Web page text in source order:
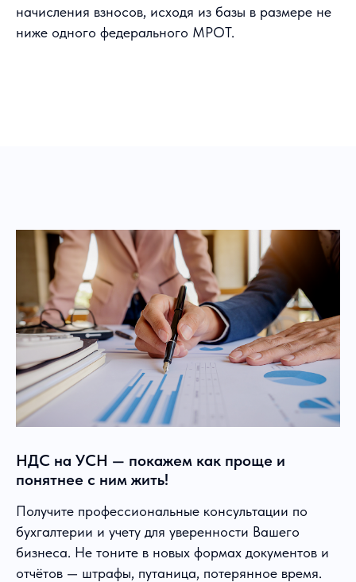
начисления взносов, исходя из базы в размере не
ниже одного федерального МРОТ.
НДС на УСН — покажем как проще и
понятнее с ним жить!
Получите профессиональные консультации по
бухгалтерии и учету для уверенности Вашего
бизнеса. Не тоните в новых формах документов и
отчётов — штрафы, путаница, потерянное время.